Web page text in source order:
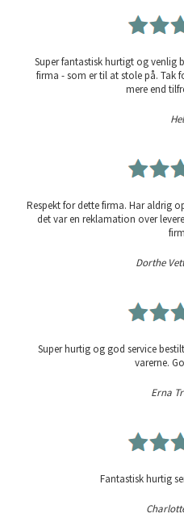
Super fantastisk hurtigt og venlig
firma - som er til at stole på. Tak
mere end
Respekt for dette firma. Har aldrig
det var en reklamation over
Dorthe
Super hurtig og god service
varerne.
Erna
Fantastisk hurtig